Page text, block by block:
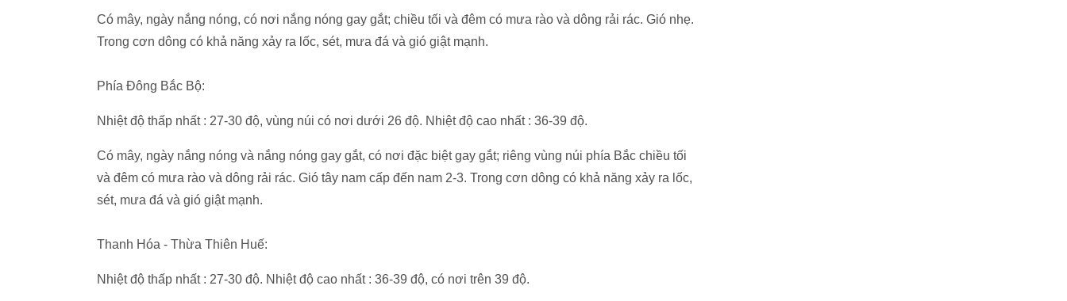
Có mây, ngày nắng nóng, có nơi nắng nóng gay gắt; chiều tối và đêm có mưa rào và dông rải rác. Gió nhẹ.
Trong cơn dông có khả năng xảy ra lốc, sét, mưa đá và gió giật mạnh.
Phía Đông Bắc Bộ:
Nhiệt độ thấp nhất : 27-30 độ, vùng núi có nơi dưới 26 độ. Nhiệt độ cao nhất : 36-39 độ.
Có mây, ngày nắng nóng và nắng nóng gay gắt, có nơi đặc biệt gay gắt; riêng vùng núi phía Bắc chiều tối
và đêm có mưa rào và dông rải rác. Gió tây nam cấp đến nam 2-3. Trong cơn dông có khả năng xảy ra lốc,
sét, mưa đá và gió giật mạnh.
Thanh Hóa - Thừa Thiên Huế:
Nhiệt độ thấp nhất : 27-30 độ. Nhiệt độ cao nhất : 36-39 độ, có nơi trên 39 độ.